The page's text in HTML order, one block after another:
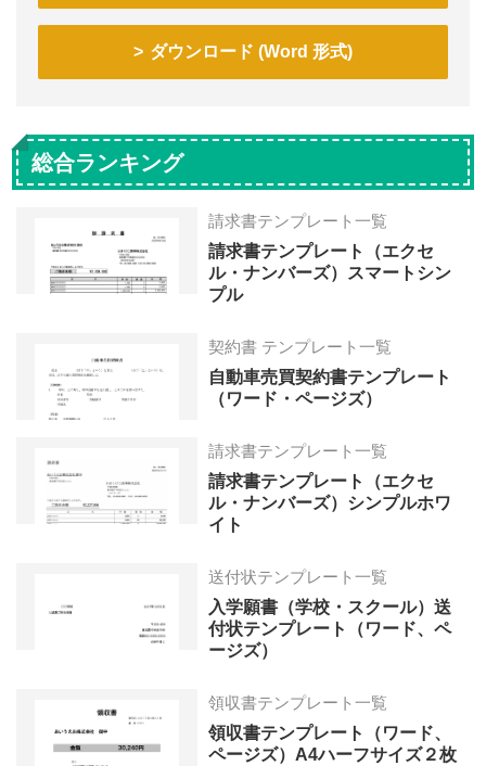
ダウンロード (Word 形式)
総合ランキング
請求書テンプレート一覧
請求書テンプレート（エクセ
ル・ナンバーズ）スマートシン
プル
契約書 テンプレート一覧
自動車売買契約書テンプレート
（ワード・ページズ）
請求書テンプレート一覧
請求書テンプレート（エクセ
ル・ナンバーズ）シンプルホワ
イト
送付状テンプレート一覧
入学願書（学校・スクール）送
付状テンプレート（ワード、ペ
ージズ）
領収書テンプレート一覧
領収書テンプレート（ワード、
ページズ）A4ハーフサイズ２枚